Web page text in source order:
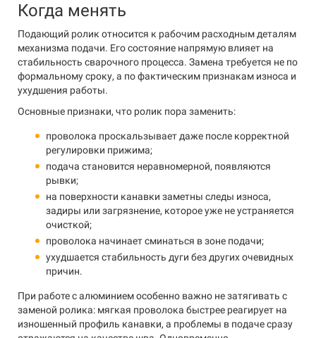
Когда менять
Подающий ролик относится к рабочим расходным деталям
механизма подачи. Его состояние напрямую влияет на
стабильность сварочного процесса. Замена требуется не по
формальному сроку, а по фактическим признакам износа и
ухудшения работы.
Основные признаки, что ролик пора заменить:
проволока проскальзывает даже после корректной
регулировки прижима;
подача становится неравномерной, появляются
рывки;
на поверхности канавки заметны следы износа,
задиры или загрязнение, которое уже не устраняется
очисткой;
проволока начинает сминаться в зоне подачи;
ухудшается стабильность дуги без других очевидных
причин.
При работе с алюминием особенно важно не затягивать с
заменой ролика: мягкая проволока быстрее реагирует на
изношенный профиль канавки, а проблемы в подаче сразу